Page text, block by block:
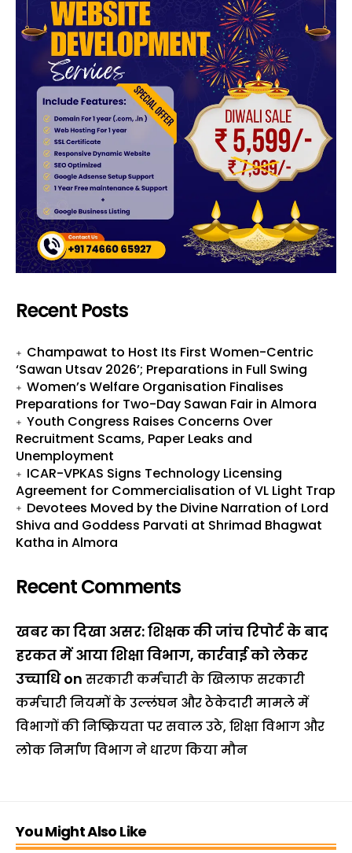
Recent Posts
Champawat to Host Its First Women-Centric
‘Sawan Utsav 2026’; Preparations in Full Swing
Women’s Welfare Organisation Finalises
Preparations for Two-Day Sawan Fair in Almora
Youth Congress Raises Concerns Over
Recruitment Scams, Paper Leaks and
Unemployment
ICAR-VPKAS Signs Technology Licensing
Agreement for Commercialisation of VL Light Trap
Devotees Moved by the Divine Narration of Lord
Shiva and Goddess Parvati at Shrimad Bhagwat
Katha in Almora
Recent Comments
खबर का दिखा असर: शिक्षक की जांच रिपोर्ट के बाद
हरकत में आया शिक्षा विभाग, कार्रवाई को लेकर
उच्चाधिon सरकारी कर्मचारी के खिलाफ सरकारी
कर्मचारी नियमों के उल्लंघन और ठेकेदारी मामले में
विभागों की निष्क्रियता पर सवाल उठे, शिक्षा विभाग और
लोक निर्माण विभाग ने धारण किया मौन
You Might Also Like